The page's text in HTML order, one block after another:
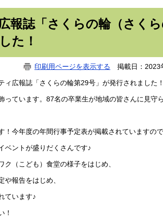
報誌「さくらの輪（さく
た！
印刷用ページを表示する 掲載日：2023
広報誌「さくらの輪第29号」が発行されました！
ています。87名の卒業生が地域の皆さんに見守
今年度の年間行事予定表が掲載されていますので
ベントが盛りだくさんです♪
（こども）食堂の様子をはじめ、
報告をはじめ、
ています♪
！